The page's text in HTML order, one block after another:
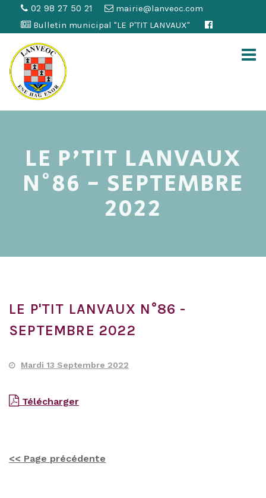
02 98 27 50 21
mairie@lanveoc.com
Bulletin municipal "LE P'TIT LANVAUX"
LE P'TIT LANVAUX
N°86 - SEPTEMBRE
2022
LE P'TIT LANVAUX N°86 -
SEPTEMBRE 2022
Mardi 13 Septembre 2022
Télécharger
<< Page précédente